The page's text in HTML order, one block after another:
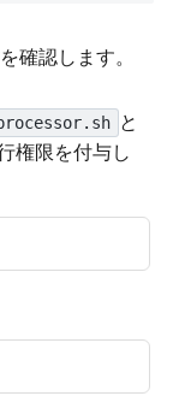
確認します。
と
権限を付与し